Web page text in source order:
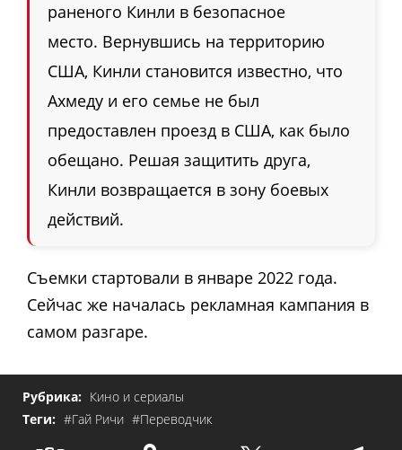
раненого Кинли в безопасное
место. Вернувшись на территорию
США, Кинли становится известно, что
Ахмеду и его семье не был
предоставлен проезд в США, как было
обещано. Решая защитить друга,
Кинли возвращается в зону боевых
действий.
Съемки стартовали в январе 2022 года.
Сейчас же началась рекламная кампания в
самом разгаре.
Рубрика: Кино и сериалы
Теги: #Гай Ричи #Переводчик